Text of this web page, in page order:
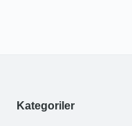
Kategoriler